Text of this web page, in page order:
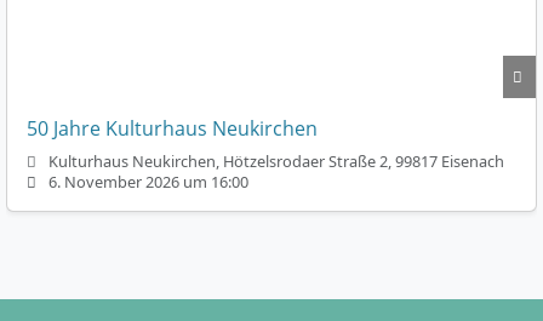
50 Jahre Kulturhaus Neukirchen
Kulturhaus Neukirchen, Hötzelsrodaer Straße 2, 99817 Eisenach
6. November 2026 um 16:00